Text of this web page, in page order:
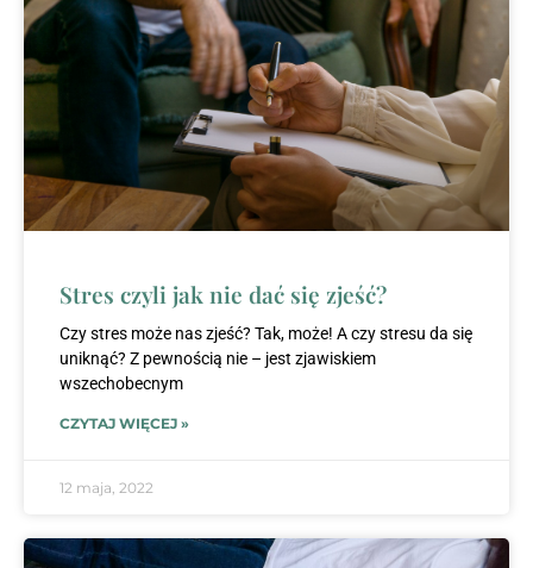
Stres czyli jak nie dać się zjeść?
Czy stres może nas zjeść? Tak, może! A czy stresu da się
uniknąć? Z pewnością nie – jest zjawiskiem
wszechobecnym
CZYTAJ WIĘCEJ »
12 maja, 2022